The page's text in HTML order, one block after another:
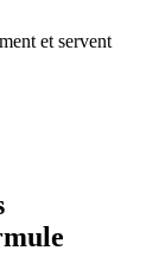
et servent